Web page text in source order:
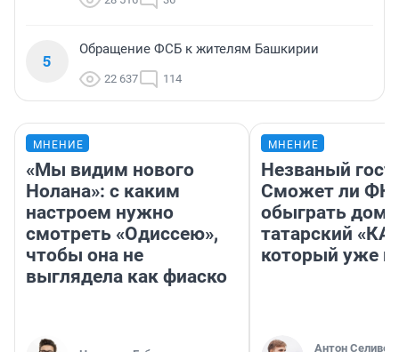
5
Обращение ФСБ к жителям Башкирии
22 637 114
МНЕНИЕ
«Мы видим нового
Нолана»: с каким
настроем нужно
смотреть «Одиссею»,
чтобы она не
выглядела как фиаско
МНЕНИЕ
Незваный
Сможет ли ФК
обыграть дома
татарский
который уже
Антон